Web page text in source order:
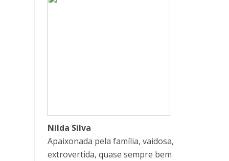
Nilda Silva
Apaixonada pela família, vaidosa,
extrovertida, quase sempre bem